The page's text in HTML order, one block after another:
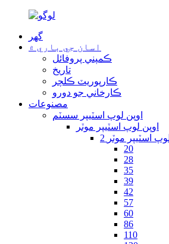
گھر
اسان جي باري ۾
ڪمپني پروفائل
تاريخ
ڪارپوريٽ ڪلچر
ڪارخاني جو دورو
مصنوعات
اوپن لوپ اسٽيپر سسٽم
اوپن لوپ اسٽيپر موٽر
اسٽيپر موٽر
20
28
35
39
42
57
60
86
110